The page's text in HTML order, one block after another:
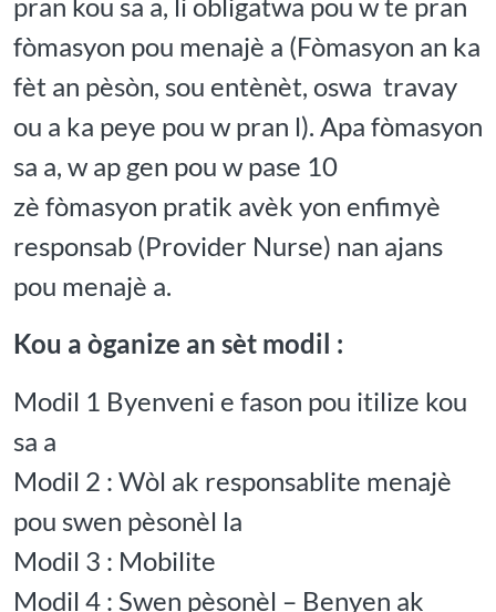
fòmasyon pou menajè a (Fòmasyon an ka
fèt an pèsòn, sou entènèt, oswa travay
ou a ka peye pou w pran l). Apa fòmasyon
sa a, w ap gen pou w pase 10
zè fòmasyon pratik avèk yon enfimyè
responsab (Provider Nurse) nan ajans
pou menajè a.
Kou a òganize an sèt modil :
Modil 1 Byenveni e fason pou itilize kou
sa a
Modil 2 : Wòl ak responsablite menajè
pou swen pèsonèl la
Modil 3 : Mobilite
Modil 4 : Swen pèsonèl – Benyen ak